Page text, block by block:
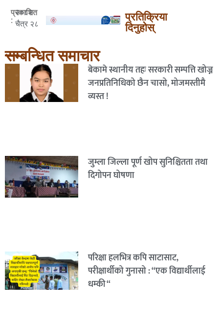
प्रकाशित
:
२०८२
चैत्र २८
प्रतिक्रिया
दिनुहोस्
सम्बन्धित समाचार
बेकामे स्थानीय तहः सरकारी सम्पत्ति खोज्न
जनप्रतिनिधिको छैन चासो, मोजमस्तीमै
व्यस्त !
जुम्ला जिल्ला पूर्ण खोप सुनिश्चितता तथा
दिगोपन घोषणा
परिक्षा हलभित्र कपि साटासाट,
परीक्षार्थीको गुनासो : “एक विद्यार्थीलाई
धम्की “